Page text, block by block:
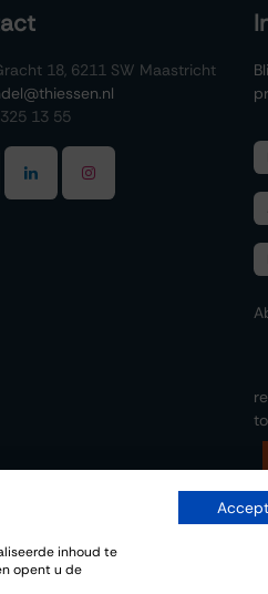
18, 6211 SW Maastricht
13 55
-
inhoud te
opent u de